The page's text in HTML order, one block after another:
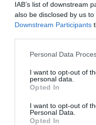
IAB’s list of downstream
also be disclosed by us
Downstream Participants
Personal Data
I want to opt-out of
personal data.
Opted In
I want to opt-out of
Personal Data.
Opted In